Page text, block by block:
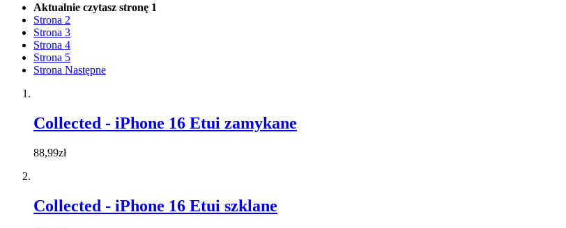
Aktualnie czytasz stronę 1
Strona 2
Strona 3
Strona 4
Strona 5
Strona Następne
Collected - iPhone 16 Etui zamykane
88,99zł
Collected - iPhone 16 Etui szklane